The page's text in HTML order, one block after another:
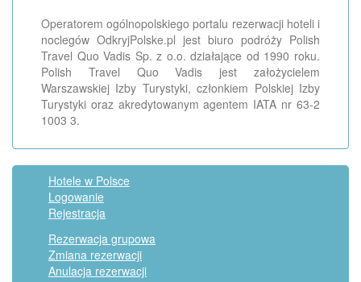
Operatorem ogólnopolskiego portalu rezerwacji hoteli i
noclegów OdkryjPolske.pl jest biuro podróży Polish
Travel Quo Vadis Sp. z o.o. działające od 1990 roku.
Polish Travel Quo Vadis jest założycielem
Warszawskiej Izby Turystyki, członkiem Polskiej Izby
Turystyki oraz akredytowanym agentem IATA nr 63-2
1003 3.
Hotele w Polsce
Logowanie
Rejestracja
Rezerwacja grupowa
Zmiana rezerwacji
Anulacja rezerwacji